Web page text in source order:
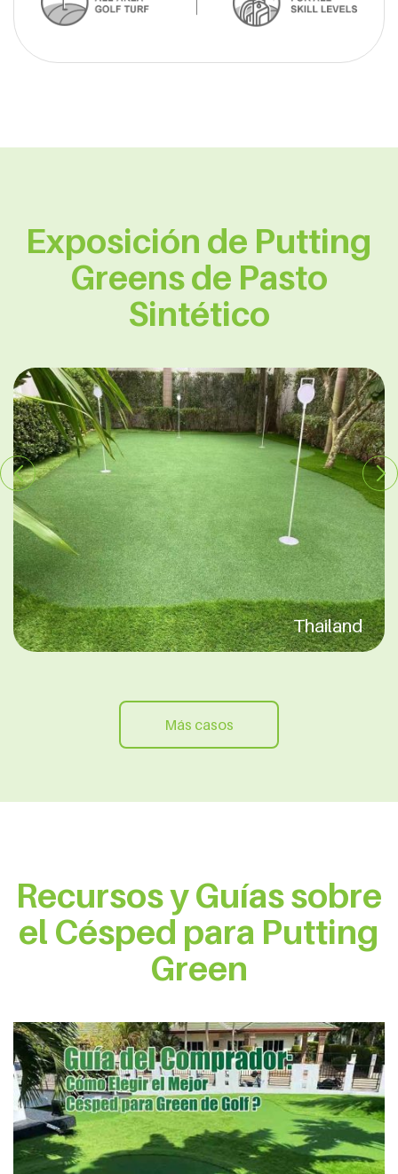
Exposición de Putting
Greens de Pasto
Sintético
Thailand
Más casos
Recursos y Guías sobre
el Césped para Putting
Green